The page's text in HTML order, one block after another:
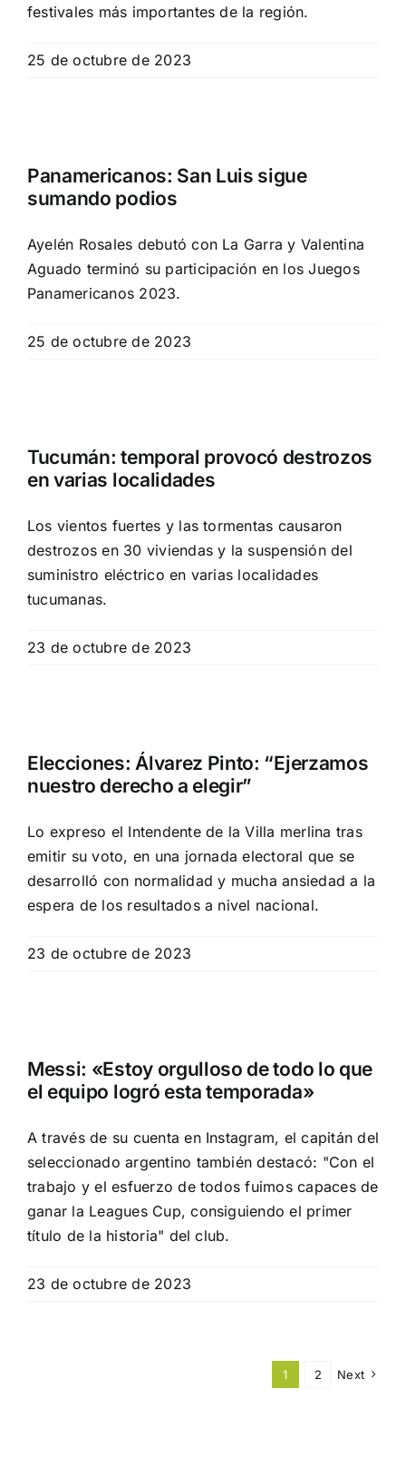
festivales más importantes de la región.
25 de octubre de 2023
Panamericanos: San Luis sigue
sumando podios
Ayelén Rosales debutó con La Garra y Valentina
Aguado terminó su participación en los Juegos
Panamericanos 2023.
25 de octubre de 2023
Tucumán: temporal provocó destrozos
en varias localidades
Los vientos fuertes y las tormentas causaron
destrozos en 30 viviendas y la suspensión del
suministro eléctrico en varias localidades
tucumanas.
23 de octubre de 2023
Elecciones: Álvarez Pinto: “Ejerzamos
nuestro derecho a elegir”
Lo expreso el Intendente de la Villa merlina tras
emitir su voto, en una jornada electoral que se
desarrolló con normalidad y mucha ansiedad a la
espera de los resultados a nivel nacional.
23 de octubre de 2023
Messi: «Estoy orgulloso de todo lo que
el equipo logró esta temporada»
A través de su cuenta en Instagram, el capitán del
seleccionado argentino también destacó: "Con el
trabajo y el esfuerzo de todos fuimos capaces de
ganar la Leagues Cup, consiguiendo el primer
título de la historia" del club.
23 de octubre de 2023
1 2 Next